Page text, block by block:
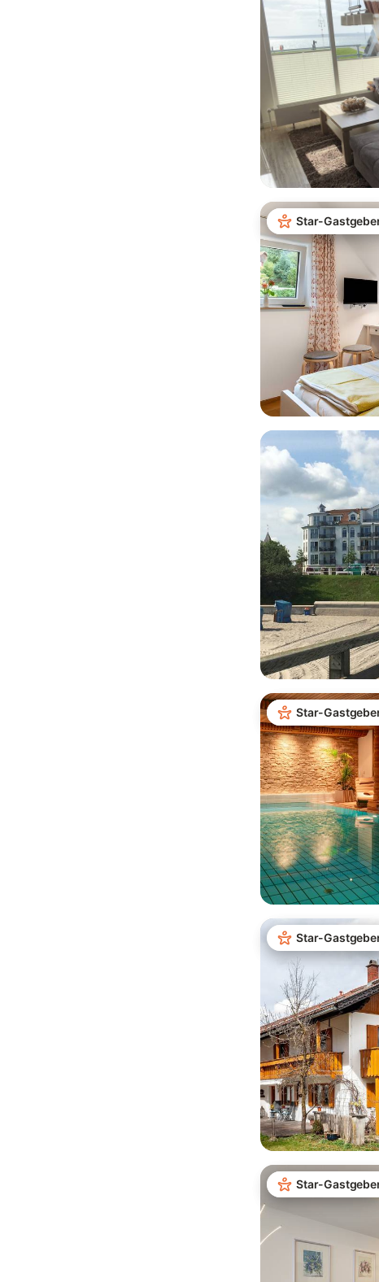
Star-
Star-
Star-
Star-